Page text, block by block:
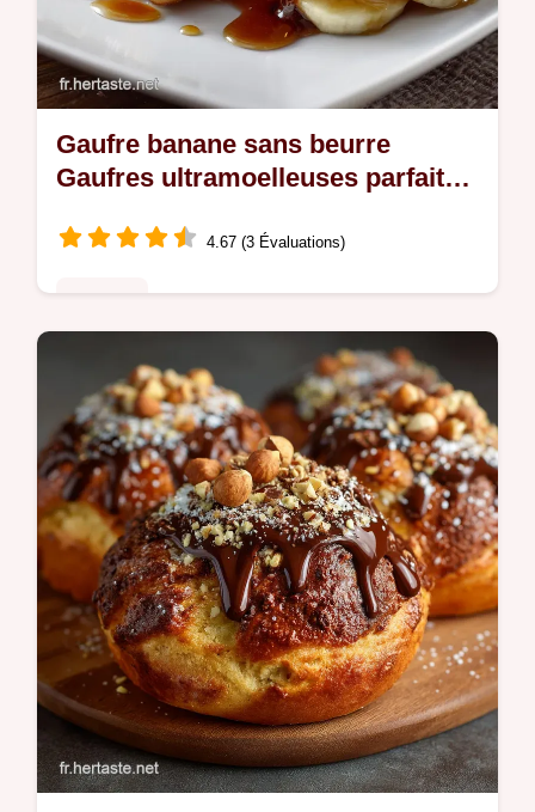
Gaufre banane sans beurre
Gaufres ultramoelleuses parfaites
4.67 (3 Évaluations)
Découvrez ces gaufres à la banane
cannelle sans beurre Un dessert santé
ultramoelleux idéal pour un petit déjeuner
sain et léger Le secret dune gaufre sans…